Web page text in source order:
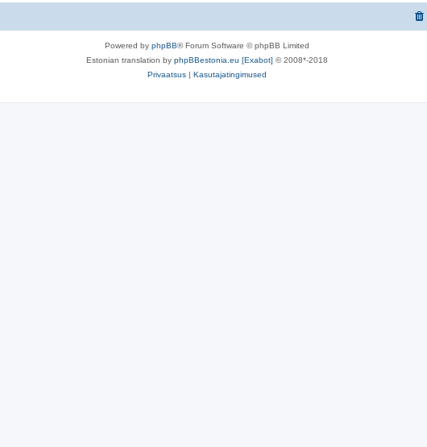
Powered by phpBB® Forum Software © phpBB Limited
Estonian translation by phpBBestonia.eu [Exabot] © 2008*-2018
Privaatsus | Kasutajatingimused